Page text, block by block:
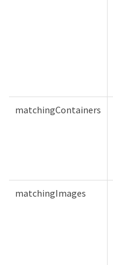
matchingContainers
matchingImages